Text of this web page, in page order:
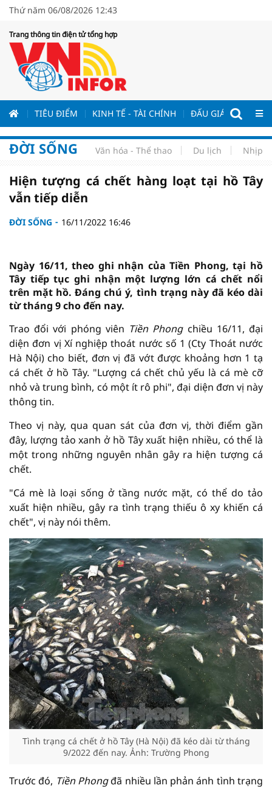
Thứ năm 06/08/2026 12:43
Trang thông tin điện tử tổng hợp
TIÊU ĐIỂM KINH TẾ - TÀI CHÍNH ĐẤU GIÁ - ĐẤU
ĐỜI SỐNG Văn hóa - Thể thao Du lịch Nhịp
Hiện tượng cá chết hàng loạt tại hồ Tây
vẫn tiếp diễn
ĐỜI SỐNG 16/11/2022 16:46
Ngày 16/11, theo ghi nhận của Tiền Phong, tại hồ
Tây tiếp tục ghi nhận một lượng lớn cá chết nổi
trên mặt hồ. Đáng chú ý, tình trạng này đã kéo dài
từ tháng 9 cho đến nay.
Trao đổi với phóng viên Tiền Phongchiều 16/11, đại
diện đơn vị Xí nghiệp thoát nước số 1 (Cty Thoát nước
Hà Nội) cho biết, đơn vị đã vớt được khoảng hơn 1 tạ
cá chết ở hồ Tây. "Lượng cá chết chủ yếu là cá mè cỡ
nhỏ và trung bình, có một ít rô phi", đại diện đơn vị này
thông tin.
Theo vị này, qua quan sát của đơn vị, thời điểm gần
đây, lượng tảo xanh ở hồ Tây xuất hiện nhiều, có thể là
một trong những nguyên nhân gây ra hiện tượng cá
chết.
"Cá mè là loại sống ở tầng nước mặt, có thể do tảo
xuất hiện nhiều, gây ra tình trạng thiếu ô xy khiến cá
chết", vị này nói thêm.
Tình trạng cá chết ở hồ Tây (Hà Nội) đã kéo dài từ tháng
9/2022 đến nay. Ảnh: Trường Phong
Trước đó, Tiền Phongđã nhiều lần phản ánh tình trạng